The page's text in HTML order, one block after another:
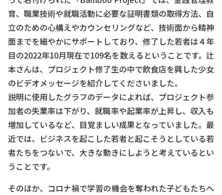
育、職業技術や就職活動に必要な証明書類の取得方法、自
立のための心構えやカウンセリングなど、技術面から精神
面までを細やかにサポートしており、修了した若者は４年
目の2022年10月現在で109名を数えるということです。辻
本さんは、プロジェクト修了生の中で飲食店を興した少女
のビデオメッセージを紹介してくださいました。
説明に使用したグラフのデータによれば、プロジェクト参
加者の失業率は下がり、就職率や起業率が上昇し、収入も
増加しているなど、目覚ましい成果となっていました。最
近では、ビジネスを起こした若者と起こそうとしている若
者たちをつないで、大きな動きにしようと考えているとい
うことです。
そのほか、コロナ禍で学習の機会を奪われた子どもたちへ